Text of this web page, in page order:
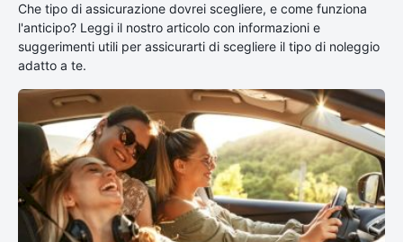
Che tipo di assicurazione dovrei scegliere, e come funziona
l'anticipo? Leggi il nostro articolo con informazioni e
suggerimenti utili per assicurarti di scegliere il tipo di noleggio
adatto a te.